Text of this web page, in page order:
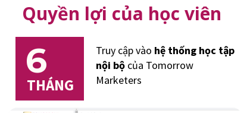
Quyền lợi của học viên
Truy cập vào hệ thống học tập
nội bộ của Tomorrow
Marketers
6
THÁNG